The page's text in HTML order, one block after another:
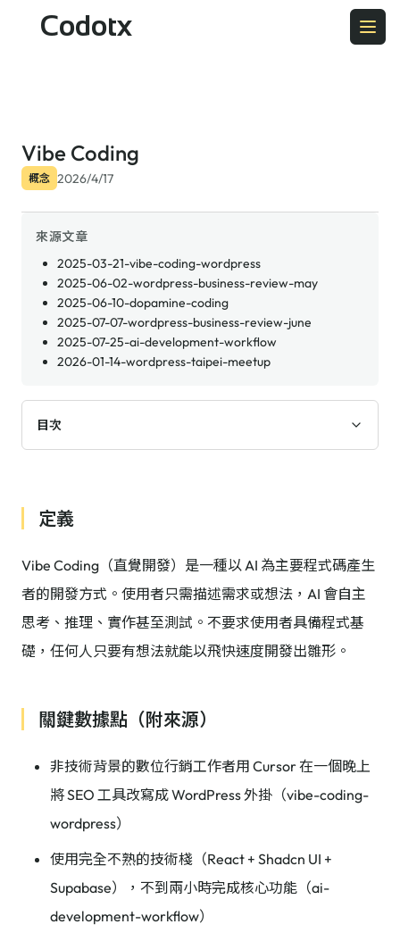
Codotx
Vibe Coding
概念 2026/4/17
來源文章
2025-03-21-vibe-coding-wordpress
2025-06-02-wordpress-business-review-may
2025-06-10-dopamine-coding
2025-07-07-wordpress-business-review-june
2025-07-25-ai-development-workflow
2026-01-14-wordpress-taipei-meetup
目次
定義
Vibe Coding（直覺開發）是一種以 AI 為主要程式碼產生
者的開發方式。使用者只需描述需求或想法，AI 會自主
思考、推理、實作甚至測試。不要求使用者具備程式基
礎，任何人只要有想法就能以飛快速度開發出雛形。
關鍵數據點（附來源）
非技術背景的數位行銷工作者用 Cursor 在一個晚上
將 SEO 工具改寫成 WordPress 外掛（vibe-coding-
wordpress）
使用完全不熟的技術棧（React + Shadcn UI +
Supabase），不到兩小時完成核心功能（ai-
development-workflow）